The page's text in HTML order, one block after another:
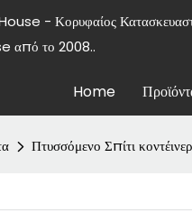
- Κορυφαίος
από το 2008..
Home
Πτυσσόμενο Σπίτι κοντέινερ